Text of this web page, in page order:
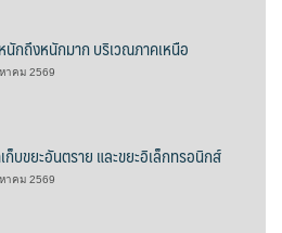
กถึงหนักมาก บริเวณภาคเหนือ
าคม 2569
ก็บขยะอันตราย และขยะอิเล็กทรอนิกส์
าคม 2569